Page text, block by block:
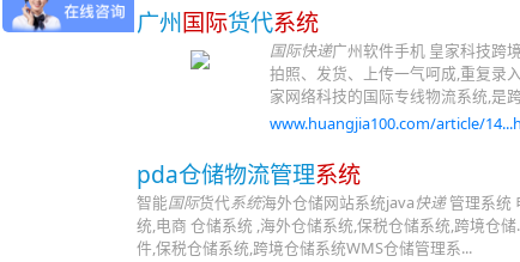
广州国际货代系统
国际快递广州软件手机 皇家科技跨
拍照、发货、上传一气呵成,重复录
家网络科技的国际专线物流系统,是
www.huangjia100.com/article/
pda仓储物流管理系统
智能国际货代系统海外仓储网站系统java快递管理系统
统,电商 仓储系统 ,海外仓储系统,保税仓储系统,跨境仓
件,保税仓储系统,跨境仓储系统WMS仓储管理系...